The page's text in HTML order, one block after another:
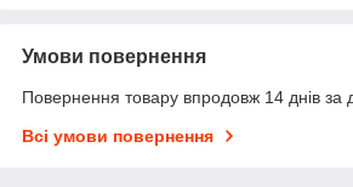
Умови повернення
Повернення товару впродовж 14 днів за
Всі умови повернення